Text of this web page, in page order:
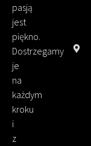
pasją
jest
piękno.
Dostrzegamy
je
na
każdym
kroku
i
z